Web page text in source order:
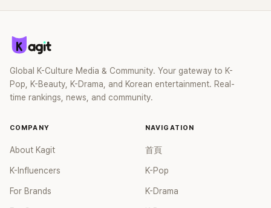
特殊纸张本身就不便宜，加上装订修改等费用都偏高，但因为
深受粉丝喜爱，所以销量上依旧不减。 尽管销售艺人周边商品
的收益相当可观，但专家坦言，“销售周边商品的收益确实很
多，但除非是有名的大势团体或艺人明星，基本上能获利的规
模也相当有限”。 也许，现今有不少的经纪公司仍在激烈的市
题。（待续）
尽管影片中大部分的内容更能引起粉丝的共鸣，但也通过叙述
现出与众不同的一面。
女团的核心粉丝群体并没有男团的多，因此在成本上，女团的
OF THE SOUL：7》创下337万张的销售记录来看，中输占比就
占了约77万张左右，乍看之下好像「中输」程度颇高，但以女团
女团IVE在专辑《After Like》首周创下90万张的销售记录，经过
三次的总加后，最终中输含量高达65万张等数字来看，比起男
团，女团依旧是相较依赖于中输的。 或许有些人会说，相比中
或是人气中等的团体。换句话说，要在相对闭关锁国的日本市
场站稳脚跟，并非易事。据韩媒调查显示，以BTS和
SEVENTEEN在日本的人气，直接进口销售量是20万到40万张
左右，而以女团TWICE的个人专辑销量也停留在10万张左右。
Global K-Culture Media & Community. Your gateway to K-
Pop, K-Beauty, K-Drama, and Korean entertainment. Real-
time rankings, news, and community.
COMPANY
About Kagit
K-Influencers
For Brands
NAVIGATION
首頁
K-Pop
K-Drama